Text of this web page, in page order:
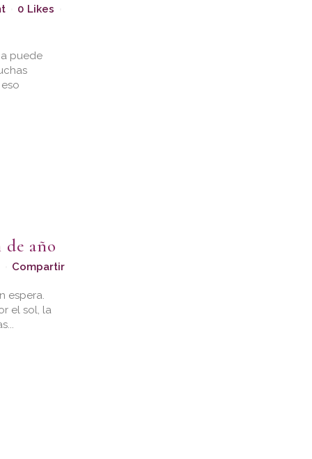
0 Likes
puede
de año
Compartir
espera.
el sol, la